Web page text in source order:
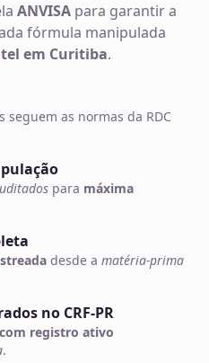
ANVISA para garantir a
fórmula manipulada
em Curitiba.
seguem as normas da RDC
para máxima
desde a matéria-prima
no CRF-PR
registro ativo
.